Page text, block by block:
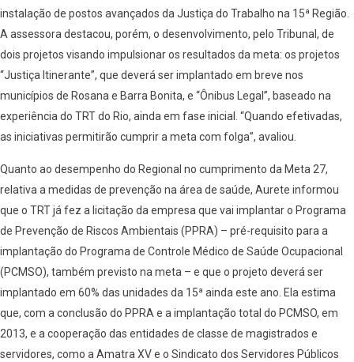
instalação de postos avançados da Justiça do Trabalho na 15ª Região.
A assessora destacou, porém, o desenvolvimento, pelo Tribunal, de
dois projetos visando impulsionar os resultados da meta: os projetos
“Justiça Itinerante”, que deverá ser implantado em breve nos
municípios de Rosana e Barra Bonita, e “Ônibus Legal”, baseado na
experiência do TRT do Rio, ainda em fase inicial. “Quando efetivadas,
as iniciativas permitirão cumprir a meta com folga”, avaliou.
Quanto ao desempenho do Regional no cumprimento da Meta 27,
relativa a medidas de prevenção na área de saúde, Aurete informou
que o TRT já fez a licitação da empresa que vai implantar o Programa
de Prevenção de Riscos Ambientais (PPRA) – pré-requisito para a
implantação do Programa de Controle Médico de Saúde Ocupacional
(PCMSO), também previsto na meta – e que o projeto deverá ser
implantado em 60% das unidades da 15ª ainda este ano. Ela estima
que, com a conclusão do PPRA e a implantação total do PCMSO, em
2013, e a cooperação das entidades de classe de magistrados e
servidores, como a Amatra XV e o Sindicato dos Servidores Públicos